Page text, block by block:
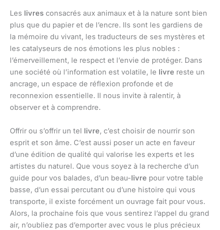
Les livres consacrés aux animaux et à la nature sont bien
plus que du papier et de l’encre. Ils sont les gardiens de
la mémoire du vivant, les traducteurs de ses mystères et
les catalyseurs de nos émotions les plus nobles :
l’émerveillement, le respect et l’envie de protéger. Dans
une société où l’information est volatile, le livre reste un
ancrage, un espace de réflexion profonde et de
reconnexion essentielle. Il nous invite à ralentir, à
observer et à comprendre.
Offrir ou s’offrir un tel livre, c’est choisir de nourrir son
esprit et son âme. C’est aussi poser un acte en faveur
d’une édition de qualité qui valorise les experts et les
artistes du naturel. Que vous soyez à la recherche d’un
guide pour vos balades, d’un beau-livre pour votre table
basse, d’un essai percutant ou d’une histoire qui vous
transporte, il existe forcément un ouvrage fait pour vous.
Alors, la prochaine fois que vous sentirez l’appel du grand
air, n’oubliez pas d’emporter avec vous le plus précieux